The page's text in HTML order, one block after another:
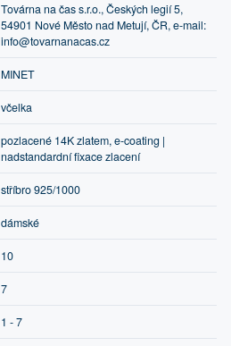
Továrna na čas s.r.o., Českých legií 5,
54901 Nové Město nad Metují, ČR, e-mail:
info@tovarnanacas.cz
MINET
včelka
pozlacené 14K zlatem, e-coating |
nadstandardní fixace zlacení
stříbro 925/1000
dámské
10
7
1 - 7